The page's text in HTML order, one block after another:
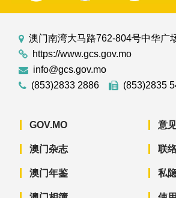
澳门南湾大马路762-804号中华广
https://www.gcs.gov.mo
info@gcs.gov.mo
(853)2833 2886
(853)2835
GOV.MO
澳门杂志
澳门年鉴
意
联
私